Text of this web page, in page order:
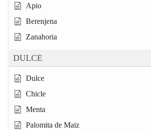
Apio
Berenjena
Zanahoria
DULCE
Dulce
Chicle
Menta
Palomita de Maiz